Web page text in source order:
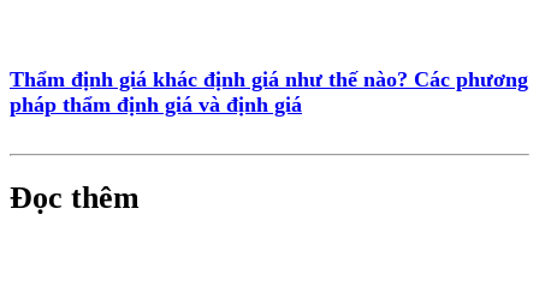
Thẩm định giá khác định giá như thế nào? Các phương
pháp thẩm định giá và định giá
Đọc thêm